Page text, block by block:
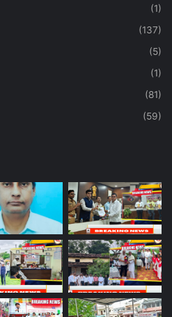
(1)
(137)
(5)
(1)
(81)
(59)